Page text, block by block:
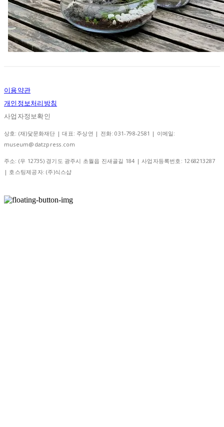
이용약관
개인정보처리방침
사업자정보확인
상호: (재)닻문화재단 | 대표: 주상연 | 전화: 031-798-2581 | 이메일:
museum@datzpress.com
주소: (우 12735) 경기도 광주시 초월읍 진새골길 184 | 사업자등록번호: 1268213287
| 호스팅제공자: (주)식스샵